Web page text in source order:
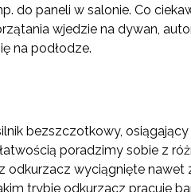
do paneli w salonie. Co
wjedzie na dywan,
na podłodze.
bezszczotkowy,
poradzimy sobie z
odkurzacz wyciągnięte nawet
trybie odkurzacz pracuje